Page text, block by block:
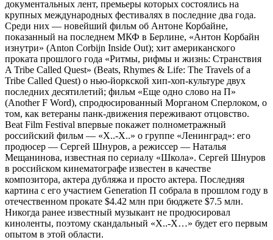
документальных лент, премьеры которых состоялись на
крупных международных фестивалях в последние два года.
Среди них — новейший фильм об Антоне Корбайне,
показанный на последнем МКФ в Берлине, «Антон Корбайн
изнутри» (Anton Corbijn Inside Out); хит американского
проката прошлого года «Ритмы, рифмы и жизнь: Странствия
A Tribe Called Quest» (Beats, Rhymes & Life: The Travels of a
Tribe Called Quest) о нью-йоркской хип-хоп-культуре двух
последних десятилетий; фильм «Еще одно слово на П»
(Another F Word), спродюсированный Морганом Сперлоком, о
том, как ветераны панк-движения переживают отцовство.
Beat Film Festival впервые покажет полнометражный
российский фильм — «Х..-Х..» о группе «Ленинград»: его
продюсер — Сергей Шнуров, а режиссер — Наталья
Мещанинова, известная по сериалу «Школа». Сергей Шнуров
в российском кинематографе известен в качестве
композитора, актера дубляжа и просто актера. Последняя
картина с его участием Generation П собрала в прошлом году в
отечественном прокате $4.42 млн при бюджете $7.5 млн.
Никогда ранее известный музыкант не продюсировал
киноленты, поэтому скандальный «Х..-Х…» будет его первым
опытом в этой области.